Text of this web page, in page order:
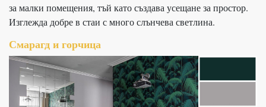
за малки помещения, тъй като създава усещане за простор.
Изглежда добре в стаи с много слънчева светлина.
Смарагд и горчица